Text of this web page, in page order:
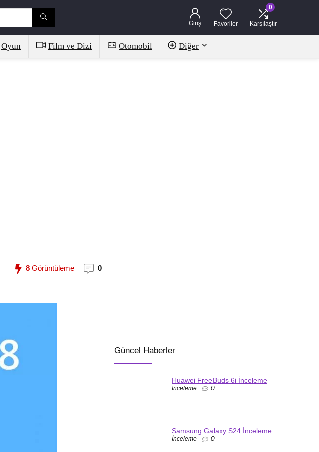
Giriş Favoriler
0
Karşılaştır
Oyun Film ve Dizi Otomobil Diğer
8 Görüntüleme 0
Güncel Haberler
Huawei FreeBuds 6i İnceleme
İnceleme 0
Samsung Galaxy S24 İnceleme
İnceleme 0